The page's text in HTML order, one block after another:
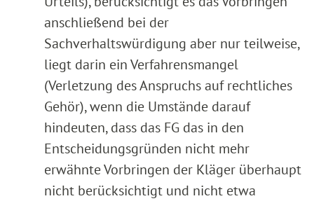
anschließend bei der
Sachverhaltswürdigung aber nur teilweise,
liegt darin ein Verfahrensmangel
(Verletzung des Anspruchs auf rechtliches
Gehör), wenn die Umstände darauf
hindeuten, dass das FG das in den
Entscheidungsgründen nicht mehr
erwähnte Vorbringen der Kläger überhaupt
nicht berücksichtigt und nicht etwa